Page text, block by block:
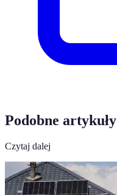
Podobne artykuły
Czytaj dalej